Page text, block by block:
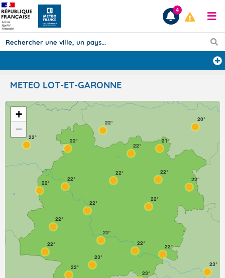
Prévisions
TOUS LES RÉSULTATS
Articles
4
METEO LOT-ET-GARONNE
22°
23°
20°
22°
22°
22°
22°
22°
22°
23°
22°
23°
22°
22°
21°
22°
22°
22°
22°
22°
22°
22°
+
−